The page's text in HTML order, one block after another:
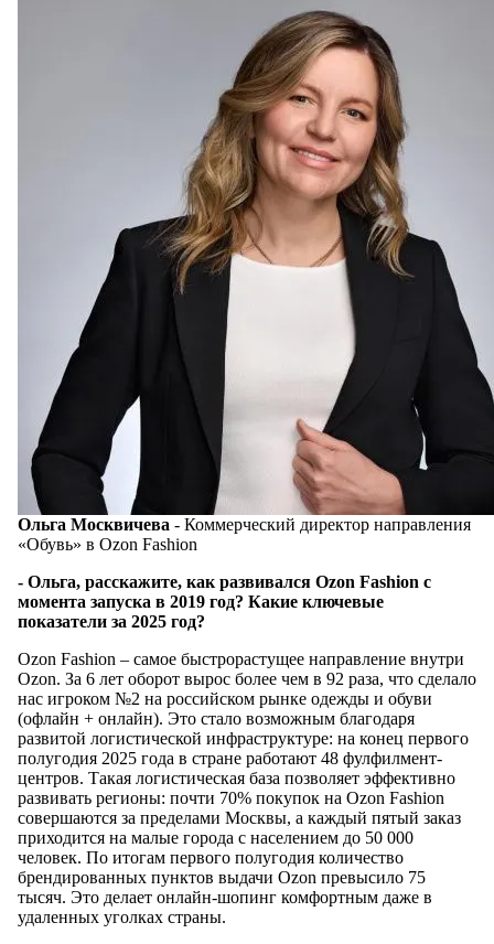
Ольга Москвичева - Коммерческий директор направления
«Обувь» в Ozon Fashion
- Ольга, расскажите, как развивался Ozon Fashion с
момента запуска в 2019 год? Какие ключевые
показатели за 2025 год?
Ozon Fashion – самое быстрорастущее направление внутри
Ozon. За 6 лет оборот вырос более чем в 92 раза, что сделало
нас игроком №2 на российском рынке одежды и обуви
(офлайн + онлайн). Это стало возможным благодаря
развитой логистической инфраструктуре: на конец первого
полугодия 2025 года в стране работают 48 фулфилмент-
центров. Такая логистическая база позволяет эффективно
развивать регионы: почти 70% покупок на Ozon Fashion
совершаются за пределами Москвы, а каждый пятый заказ
приходится на малые города с населением до 50 000
человек. По итогам первого полугодия количество
брендированных пунктов выдачи Ozon превысило 75
тысяч. Это делает онлайн-шопинг комфортным даже в
удаленных уголках страны.